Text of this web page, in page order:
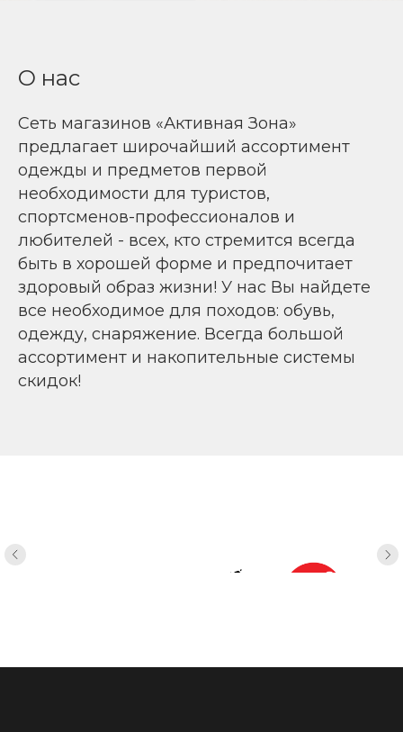
О нас
Сеть магазинов «Активная Зона»
предлагает широчайший ассортимент
одежды и предметов первой
необходимости для туристов,
спортсменов-профессионалов и
любителей - всех, кто стремится всегда
быть в хорошей форме и предпочитает
здоровый образ жизни! У нас Вы найдете
все необходимое для походов: обувь,
одежду, снаряжение. Всегда большой
ассортимент и накопительные системы
скидок!